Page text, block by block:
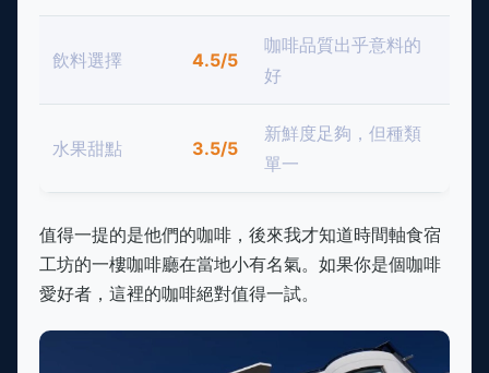
飲料選擇 4.5/5
咖啡品質出乎意料的
好
水果甜點 3.5/5
新鮮度足夠，但種類
單一
值得一提的是他們的咖啡，後來我才知道時間軸食宿
工坊的一樓咖啡廳在當地小有名氣。如果你是個咖啡
愛好者，這裡的咖啡絕對值得一試。